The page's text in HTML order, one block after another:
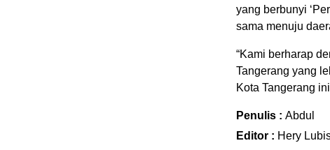
yang berbunyi
sama menuju
“Kami berharap
Tangerang yang
Kota Tangerang
Penulis : Abdul
Editor : Hery